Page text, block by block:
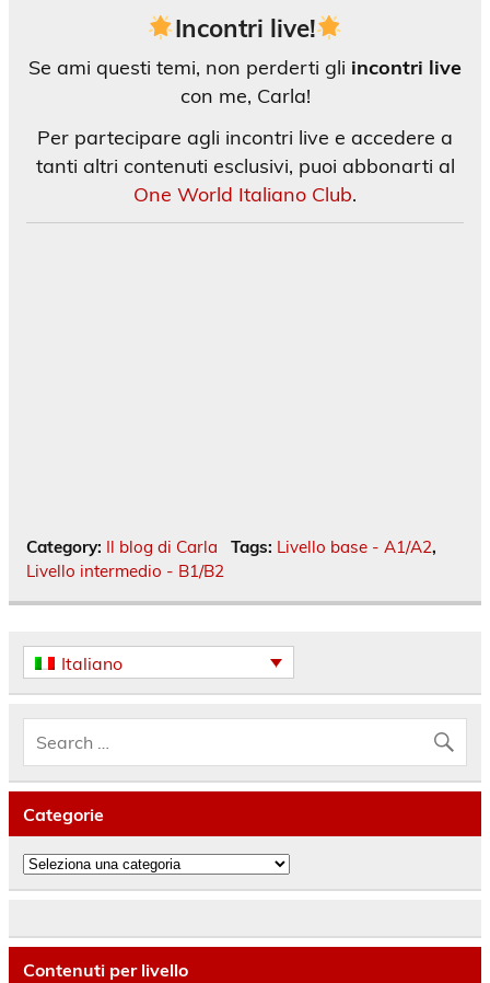
Incontri live!
Se ami questi temi, non perderti gli incontri live
con me, Carla!
Per partecipare agli incontri live e accedere a
tanti altri contenuti esclusivi, puoi abbonarti al
One World Italiano Club.
Category: Il blog di Carla Tags: Livello base - A1/A2,
Livello intermedio - B1/B2
Italiano
Categorie
Categorie
Contenuti per livello